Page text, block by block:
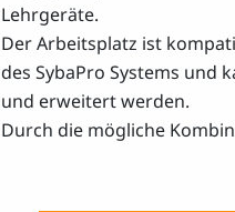
Lehrgeräte.
Der Arbeitsplatz ist
des SybaPro Systems und
und erweitert werden.
Durch die mögliche